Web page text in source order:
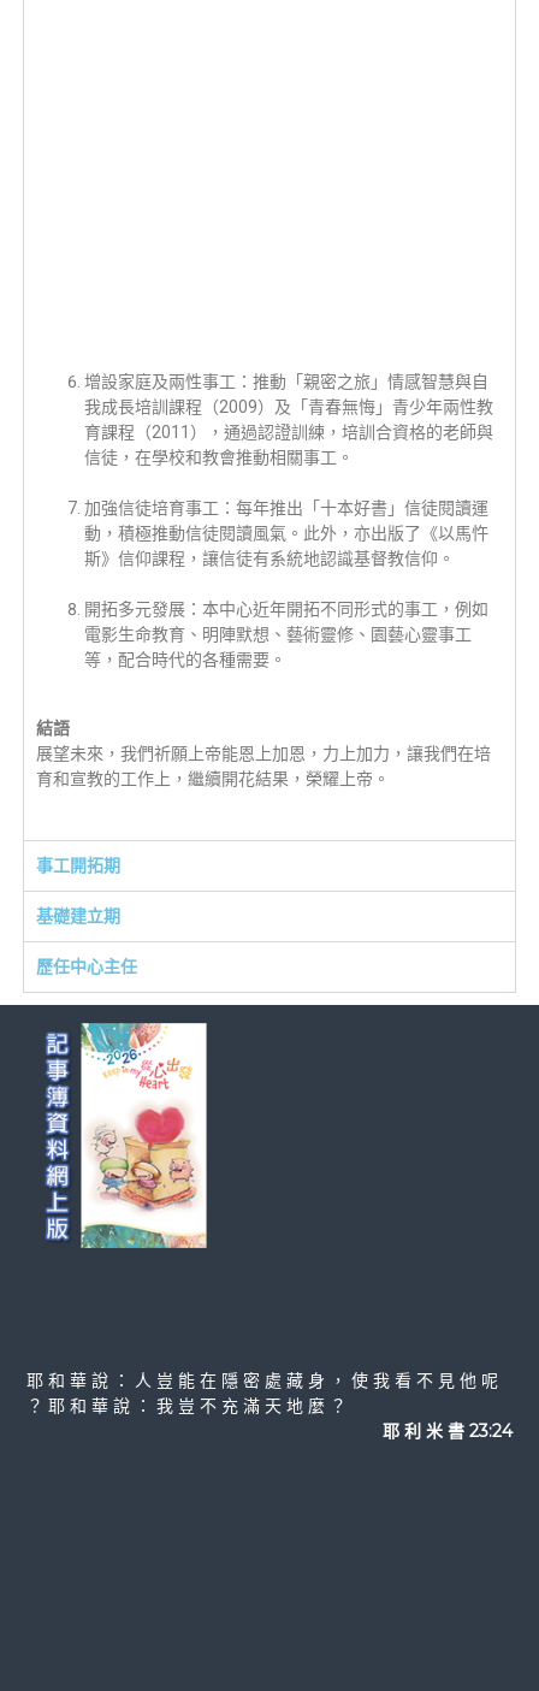
增設家庭及兩性事工：推動「親密之旅」情感智慧與自
我成長培訓課程（2009）及「青春無悔」青少年兩性教
育課程（2011），通過認證訓練，培訓合資格的老師與
信徒，在學校和教會推動相關事工。
加強信徒培育事工：每年推出「十本好書」信徒閱讀運
動，積極推動信徒閱讀風氣。此外，亦出版了《以馬忤
斯》信仰課程，讓信徒有系統地認識基督教信仰。
開拓多元發展：本中心近年開拓不同形式的事工，例如
電影生命教育、明陣默想、藝術靈修、園藝心靈事工
等，配合時代的各種需要。
結語
展望未來，我們祈願上帝能恩上加恩，力上加力，讓我們在培
育和宣教的工作上，繼續開花結果，榮耀上帝。
事工開拓期
基礎建立期
歷任中心主任
耶 和 華 說 ： 人 豈 能 在 隱 密 處 藏 身 ， 使 我 看 不 見 他 呢
？ 耶 和 華 說 ： 我 豈 不 充 滿 天 地 麼 ？
耶 利 米 書 23:24